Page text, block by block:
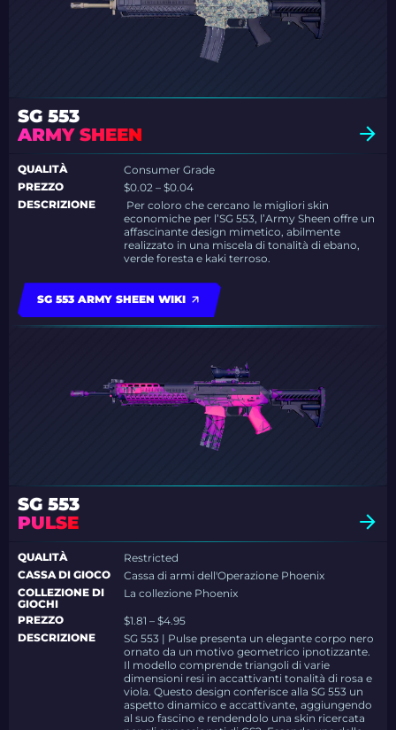
SG 553
ARMY SHEEN
QUALITÀ
Consumer Grade
PREZZO
$0.02 – $0.04
DESCRIZIONE
Per coloro che cercano le migliori skin
economiche per l’SG 553, l’Army Sheen offre un
affascinante design mimetico, abilmente
realizzato in una miscela di tonalità di ebano,
verde foresta e kaki terroso.
SG 553 ARMY SHEEN WIKI
SG 553
PULSE
QUALITÀ
Restricted
CASSA DI GIOCO
Cassa di armi dell'Operazione Phoenix
COLLEZIONE DI
GIOCHI
La collezione Phoenix
PREZZO
$1.81 – $4.95
DESCRIZIONE
SG 553 | Pulse presenta un elegante corpo nero
ornato da un motivo geometrico ipnotizzante.
Il modello comprende triangoli di varie
dimensioni resi in accattivanti tonalità di rosa e
viola. Questo design conferisce alla SG 553 un
aspetto dinamico e accattivante, aggiungendo
al suo fascino e rendendolo una skin ricercata